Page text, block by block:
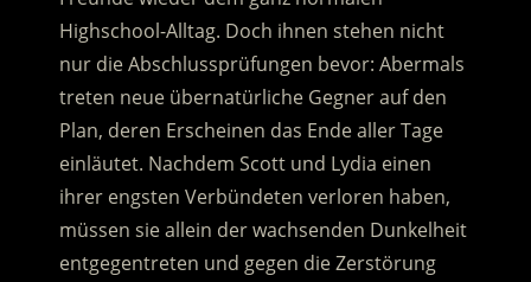
Highschool-Alltag. Doch ihnen stehen nicht
nur die Abschlussprüfungen bevor: Abermals
treten neue übernatürliche Gegner auf den
Plan, deren Erscheinen das Ende aller Tage
einläutet. Nachdem Scott und Lydia einen
ihrer engsten Verbündeten verloren haben,
müssen sie allein der wachsenden Dunkelheit
entgegentreten und gegen die Zerstörung